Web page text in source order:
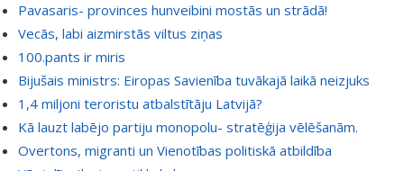
Pavasaris- provinces hunveibini mostās un strādā!
Vecās, labi aizmirstās viltus ziņas
100.pants ir miris
Bijušais ministrs: Eiropas Savienība tuvākajā laikā neizjuks
1,4 miljoni teroristu atbalstītāju Latvijā?
Kā lauzt labējo partiju monopolu- stratēģija vēlēšanām.
Overtons, migranti un Vienotības politiskā atbildība